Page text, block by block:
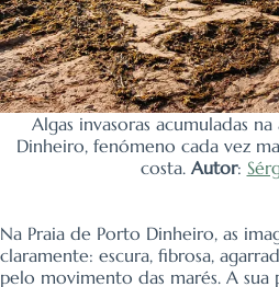
Algas invasoras acumuladas
Dinheiro, fenómeno cada vez
costa. Autor:
Na Praia de Porto Dinheiro, as
claramente: escura, fibrosa,
pelo movimento das marés. A sua